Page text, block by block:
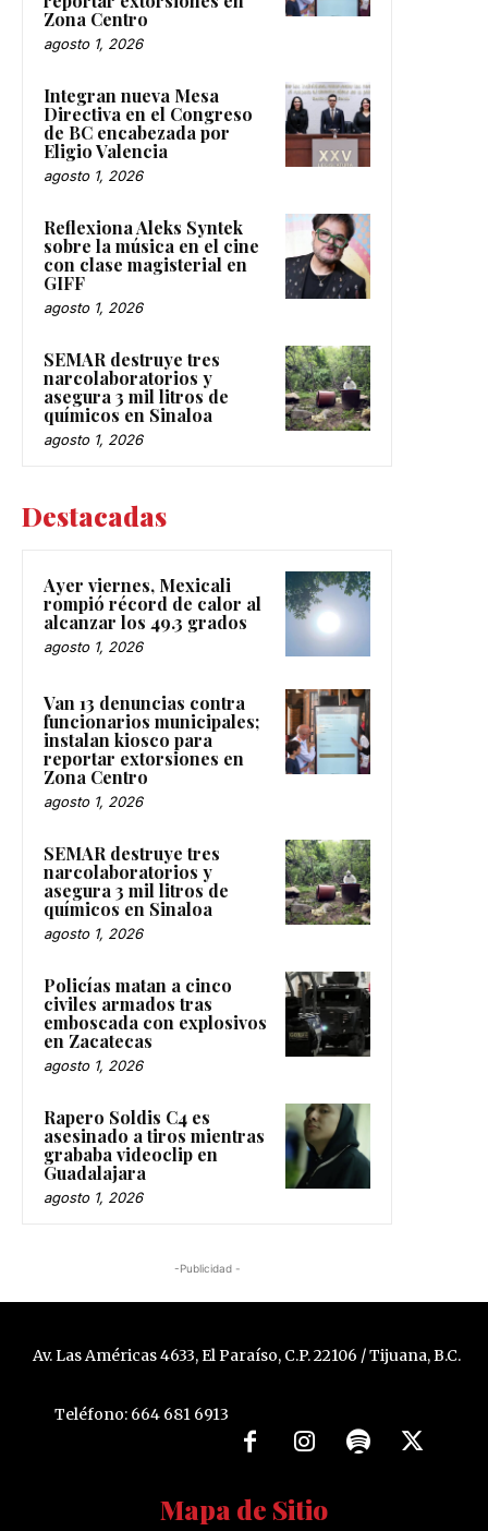
Zona Centro
agosto 1, 2026
Integran nueva Mesa
Directiva en el Congreso
de BC encabezada por
Eligio Valencia
agosto 1, 2026
Reflexiona Aleks Syntek
sobre la música en el cine
con clase magisterial en
GIFF
agosto 1, 2026
SEMAR destruye tres
narcolaboratorios y
asegura 3 mil litros de
químicos en Sinaloa
agosto 1, 2026
Destacadas
Ayer viernes, Mexicali
rompió récord de calor al
alcanzar los 49.3 grados
agosto 1, 2026
Van 13 denuncias contra
funcionarios municipales;
instalan kiosco para
reportar extorsiones en
Zona Centro
agosto 1, 2026
SEMAR destruye tres
narcolaboratorios y
asegura 3 mil litros de
químicos en Sinaloa
agosto 1, 2026
Policías matan a cinco
civiles armados tras
emboscada con explosivos
en Zacatecas
agosto 1, 2026
Rapero Soldis C4 es
asesinado a tiros mientras
grababa videoclip en
Guadalajara
agosto 1, 2026
-Publicidad -
Av. Las Américas 4633, El Paraíso, C.P. 22106 / Tijuana, B.C.
Teléfono: 664 681 6913
Mapa de Sitio